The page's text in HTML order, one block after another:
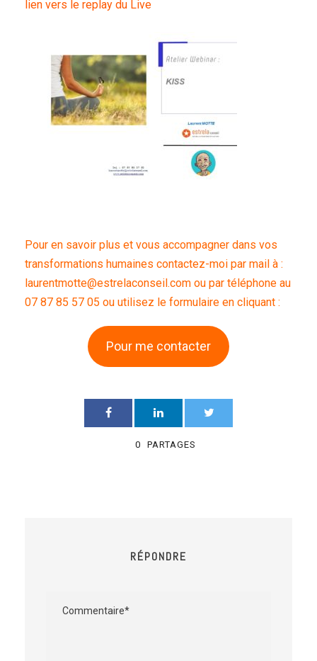
lien vers le replay du Live
Pour en savoir plus et vous accompagner dans vos
transformations humaines contactez-moi par mail à :
laurentmotte@estrelaconseil.com ou par téléphone au
07 87 85 57 05 ou utilisez le formulaire en cliquant :
Pour me contacter
0 PARTAGES
RÉPONDRE